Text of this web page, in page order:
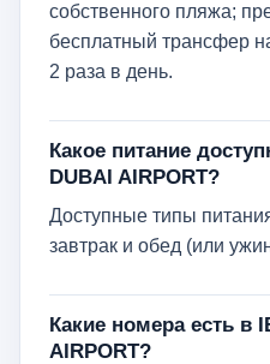
собственного пляжа;
бесплатный трансфер
2 раза в день.
Какое питание
DUBAI AIRPORT?
Доступные типы
завтрак и обед (или
Какие номера есть в
AIRPORT?